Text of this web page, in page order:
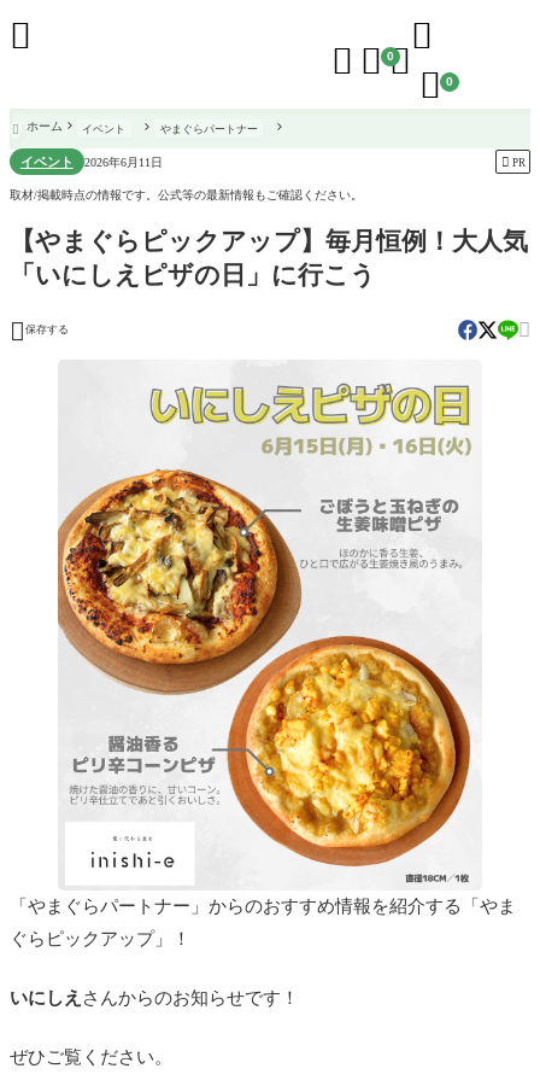
  0

 0

 ホーム イベント やまぐらパートナー
イベント 2026年6月11日  PR
取材/掲載時点の情報です。公式等の最新情報もご確認ください。
【やまぐらピックアップ】毎月恒例！大人気
「いにしえピザの日」に行こう
 保存する 
「やまぐらパートナー」からのおすすめ情報を紹介する「やま
ぐらピックアップ」！
いにしえ さんからのお知らせです！
ぜひご覧ください。